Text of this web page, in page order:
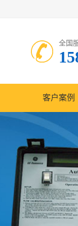
全国
客户案例